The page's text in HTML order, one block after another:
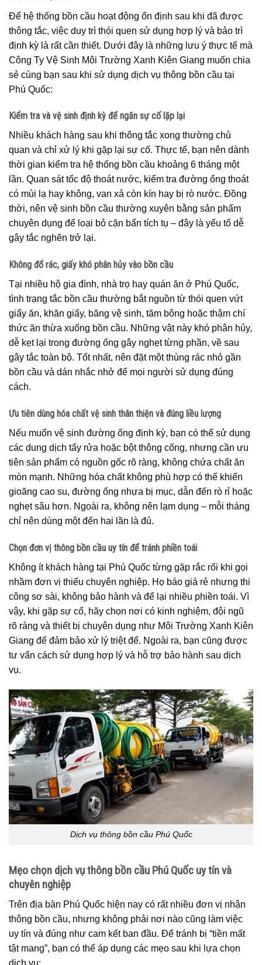
Để hệ thống bồn cầu hoạt động ổn định sau khi đã được
thông tắc, việc duy trì thói quen sử dụng hợp lý và bảo trì
định kỳ là rất cần thiết. Dưới đây là những lưu ý thực tế mà
Công Ty Vệ Sinh Môi Trường Xanh Kiên Giang muốn chia
sẻ cùng bạn sau khi sử dụng dịch vụ thông bồn cầu tại
Phú Quốc:
Kiểm tra và vệ sinh định kỳ để ngăn sự cố lặp lại
Nhiều khách hàng sau khi thông tắc xong thường chủ
quan và chỉ xử lý khi gặp lại sự cố. Thực tế, bạn nên dành
thời gian kiểm tra hệ thống bồn cầu khoảng 6 tháng một
lần. Quan sát tốc độ thoát nước, kiểm tra đường ống thoát
có mùi lạ hay không, van xả còn kín hay bị rò nước. Đồng
thời, nên vệ sinh bồn cầu thường xuyên bằng sản phẩm
chuyên dụng để loại bỏ cặn bẩn tích tụ – đây là yếu tố dễ
gây tắc nghẽn trở lại.
Không đổ rác, giấy khó phân hủy vào bồn cầu
Tại nhiều hộ gia đình, nhà trọ hay quán ăn ở Phú Quốc,
tình trạng tắc bồn cầu thường bắt nguồn từ thói quen vứt
giấy ăn, khăn giấy, băng vệ sinh, tăm bông hoặc thậm chí
thức ăn thừa xuống bồn cầu. Những vật này khó phân hủy,
dễ kẹt lại trong đường ống gây nghẹt từng phần, về sau
gây tắc toàn bộ. Tốt nhất, nên đặt một thùng rác nhỏ gần
bồn cầu và dán nhắc nhở để mọi người sử dụng đúng
cách.
Ưu tiên dùng hóa chất vệ sinh thân thiện và đúng liều lượng
Nếu muốn vệ sinh đường ống định kỳ, bạn có thể sử dụng
các dung dịch tẩy rửa hoặc bột thông cống, nhưng cần ưu
tiên sản phẩm có nguồn gốc rõ ràng, không chứa chất ăn
mòn mạnh. Những hóa chất không phù hợp có thể khiến
gioăng cao su, đường ống nhựa bị mục, dẫn đến rò rỉ hoặc
nghẹt sâu hơn. Ngoài ra, không nên lạm dụng – mỗi tháng
chỉ nên dùng một đến hai lần là đủ.
Chọn đơn vị thông bồn cầu uy tín để tránh phiền toái
Không ít khách hàng tại Phú Quốc từng gặp rắc rối khi gọi
nhầm đơn vị thiếu chuyên nghiệp. Họ báo giá rẻ nhưng thi
công sơ sài, không bảo hành và để lại nhiều phiền toái. Vì
vậy, khi gặp sự cố, hãy chọn nơi có kinh nghiệm, đội ngũ
rõ ràng và thiết bị chuyên dụng như Môi Trường Xanh Kiên
Giang để đảm bảo xử lý triệt để. Ngoài ra, bạn cũng được
tư vấn cách sử dụng hợp lý và hỗ trợ bảo hành sau dịch
vụ.
Dịch vụ thông bồn cầu Phú Quốc
Mẹo chọn dịch vụ thông bồn cầu Phú Quốc uy tín và
chuyên nghiệp
Trên địa bàn Phú Quốc hiện nay có rất nhiều đơn vị nhận
thông bồn cầu, nhưng không phải nơi nào cũng làm việc
uy tín và đúng như cam kết ban đầu. Để tránh bị “tiền mất
tật mang”, bạn có thể áp dụng các mẹo sau khi lựa chọn